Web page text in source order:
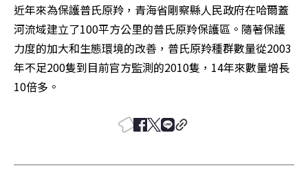
近年來為保護普氏原羚，青海省剛察縣人民政府在哈爾蓋
河流域建立了100平方公里的普氏原羚保護區。隨著保護
力度的加大和生態環境的改善，普氏原羚種群數量從2003
年不足200隻到目前官方監測的2010隻，14年來數量增長
10倍多。